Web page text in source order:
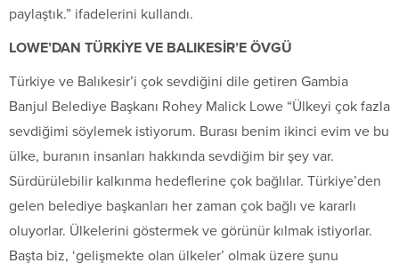
paylaştık.” ifadelerini kullandı.
LOWE’DAN TÜRKİYE VE BALIKESİR’E ÖVGÜ
Türkiye ve Balıkesir’i çok sevdiğini dile getiren Gambia
Banjul Belediye Başkanı Rohey Malick Lowe “Ülkeyi çok fazla
sevdiğimi söylemek istiyorum. Burası benim ikinci evim ve bu
ülke, buranın insanları hakkında sevdiğim bir şey var.
Sürdürülebilir kalkınma hedeflerine çok bağlılar. Türkiye’den
gelen belediye başkanları her zaman çok bağlı ve kararlı
oluyorlar. Ülkelerini göstermek ve görünür kılmak istiyorlar.
Başta biz, ‘gelişmekte olan ülkeler’ olmak üzere şunu